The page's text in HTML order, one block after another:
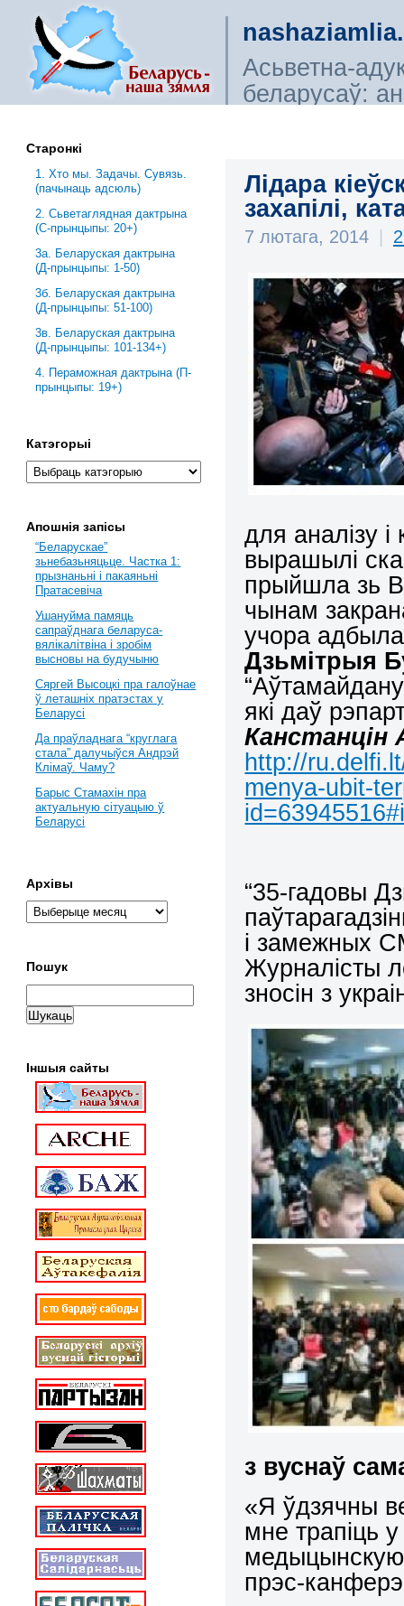
Асьветна-
беларусаў:
Лідара
захапілі,
7 лютага, 2014 |
для аналізу
вырашылі
прыйшла зь
чынам
учора
Дзьмітрыя
які даў
Канстанцін
http://
menya-ubit-
“35-гадовы
і замежных
Журналісты
зносін з
з вуснаў
«Я ўдзячны
мне трапіць
прэс-
Старонкі
1. Хто мы. Задачы. Сувязь.
(пачынаць адсюль)
2. Сьветаглядная дактрына
(С-прынцыпы: 20+)
3a. Беларуская дактрына
(Д-прынцыпы: 1-50)
3б. Беларуская дактрына
(Д-прынцыпы: 51-100)
3в. Беларуская дактрына
(Д-прынцыпы: 101-134+)
4. Пераможная дактрына (П-
прынцыпы: 19+)
Катэгорыі
Апошнія запісы
“Беларускае”
зьнебазьняцьце. Частка 1:
прызнаньні і пакаяньні
Пратасевіча
Ушануйма памяць
сапраўднага беларуса-
вялікалітвіна і зробім
высновы на будучыню
Сяргей Высоцкі пра галоўнае
ў леташніх пратэстах у
Беларусі
Да праўладнага “круглага
стала” далучыўся Андрэй
Клімаў. Чаму?
Барыс Стамахін пра
актуальную сітуацыю ў
Беларусі
Архівы
Пошук
Іншыя сайты